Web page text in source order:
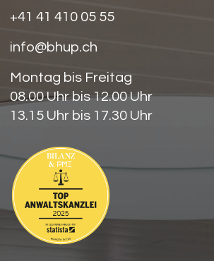
+41 41 410 05 55
info@bhup.ch
Montag bis Freitag
08.00 Uhr bis 12.00 Uhr
13.15 Uhr bis 17.30 Uhr